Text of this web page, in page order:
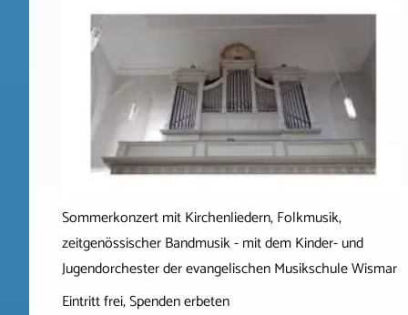
Sommerkonzert mit Kirchenliedern, Folkmusik,
zeitgenössischer Bandmusik - mit dem Kinder- und
Jugendorchester der evangelischen Musikschule Wismar
Eintritt frei, Spenden erbeten